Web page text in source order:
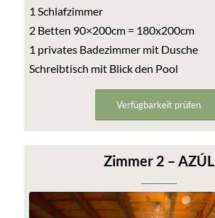
1 Schlafzimmer
2 Betten 90×200cm = 180x200cm
1 privates Badezimmer mit Dusche
Schreibtisch mit Blick den Pool
Verfügbarkeit prüfen
Zimmer 2 – AZÚL